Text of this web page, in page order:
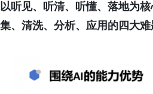
以听见、听清、听懂、落地为
集、清洗、分析、应用的四大难